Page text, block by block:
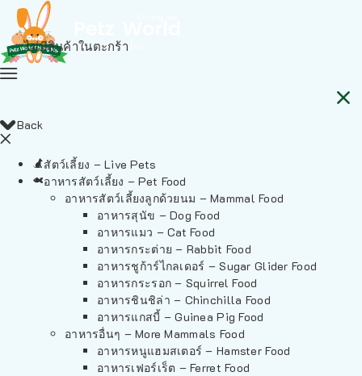
ไม่มีสินค้าในตะกร้า
Back
สัตว์เลี้ยง – Live Pets
อาหารสัตว์เลี้ยง – Pet Food
อาหารสัตว์เลี้ยงลูกด้วยนม – Mammal Food
อาหารสุนัข – Dog Food
อาหารแมว – Cat Food
อาหารกระต่าย – Rabbit Food
อาหารชูก้าร์ไกลเดอร์ – Sugar Glider Food
อาหารกระรอก – Squirrel Food
อาหารชินชิล่า – Chinchilla Food
อาหารแกสบี้ – Guinea Pig Food
อาหารอื่นๆ – More Mammals Food
อาหารหนูแฮมสเตอร์ – Hamster Food
อาหารเฟอร์เร็ต – Ferret Food